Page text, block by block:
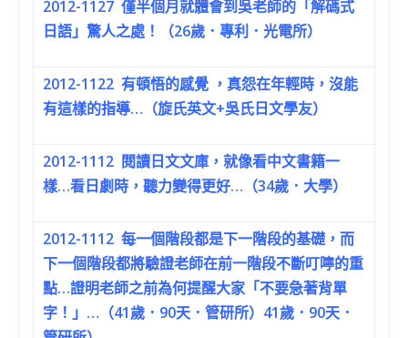
2012-1127 僅半個月就體會到吳老師的「解碼式
日語」驚人之處！（26歲．專利．光電所）
2012-1122 有頓悟的感覺 ，真怨在年輕時，沒能
有這樣的指導…（旋氏英文+吳氏日文學友）
2012-1112 閱讀日文文庫，就像看中文書籍一
樣…看日劇時，聽力變得更好…（34歲．大學）
2012-1112 每一個階段都是下一階段的基礎，而
下一個階段都將驗證老師在前一階段不斷叮嚀的重
點…證明老師之前為何提醒大家「不要急著背單
字！」…（41歲．90天．管研所）41歲．90天．